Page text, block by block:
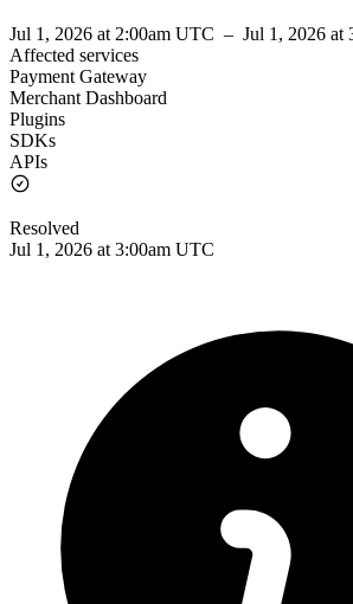
Jul 1, 2026 at 2:00am UTC – Jul 1, 2026 at
Affected services
Payment Gateway
Merchant Dashboard
Plugins
SDKs
APIs
Resolved
Jul 1, 2026 at 3:00am UTC